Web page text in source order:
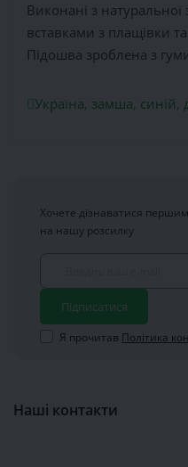
Виконані з натуральної
вставками з плащівки
Підошва зроблена з
Україна, замша, синій,
Хочете дізнаватися першим
на нашу розсилку
Підписатися
Я прочитав Політика
Наші контакти